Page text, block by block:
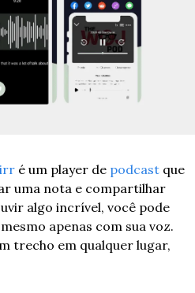
é um player de podcast que
uma nota e compartilhar
algo incrível, você pode
apenas com sua voz.
trecho em qualquer lugar,